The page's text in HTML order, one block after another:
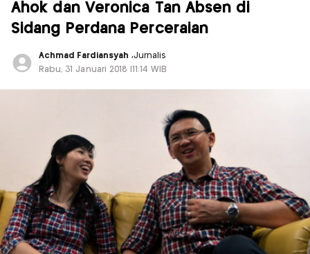
Ahok dan Veronica Tan Absen di
Sidang Perdana Perceraian
Achmad Fardiansyah ,Jurnalis
Rabu, 31 Januari 2018 |11:14 WIB